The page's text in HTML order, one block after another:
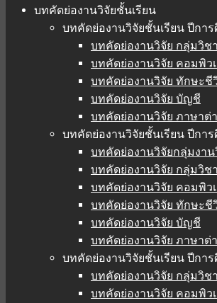
บทคัดย่องานวิจัยชั้นเรียน
บทคัดย่องานวิจัยชั้นเรียน ปีกา
บทคัดย่องานวิจัย กลุ่มวิช
บทคัดย่องานวิจัย คอมพิว
บทคัดย่องานวิจัย ทักษะชี
บทคัดย่องานวิจัย บัญชี
บทคัดย่องานวิจัย ภาษาต่
บทคัดย่องานวิจัยชั้นเรียน ปีกา
บทคัดย่องานวิจัยกลุ่มงาน
บทคัดย่องานวิจัย กลุ่มวิช
บทคัดย่องานวิจัย คอมพิว
บทคัดย่องานวิจัย ทักษะชี
บทคัดย่องานวิจัย บัญชี
บทคัดย่องานวิจัย ภาษาต่
บทคัดย่องานวิจัยชั้นเรียน ปีกา
บทคัดย่องานวิจัย กลุ่มวิช
บทคัดย่องานวิจัย คอมพิว